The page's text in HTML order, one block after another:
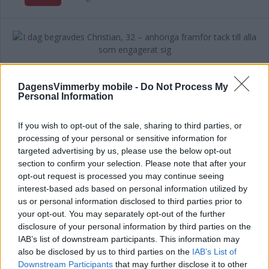
DagensVimmerby mobile - Do Not Process My
Personal Information
If you wish to opt-out of the sale, sharing to third parties, or
processing of your personal or sensitive information for
targeted advertising by us, please use the below opt-out
section to confirm your selection. Please note that after your
opt-out request is processed you may continue seeing
interest-based ads based on personal information utilized by
us or personal information disclosed to third parties prior to
your opt-out. You may separately opt-out of the further
disclosure of your personal information by third parties on the
IAB’s list of downstream participants. This information may
also be disclosed by us to third parties on the IAB’s List of
Downstream Participants that may further disclose it to other
I dag begravdes Christian, 32 – anhöriga
framför tack till alla som engagerat sig
Annons:
Företagarna utmanar politikerna – vill
se dem vid ishallen
NYHETER 07 augusti 2026 12.13